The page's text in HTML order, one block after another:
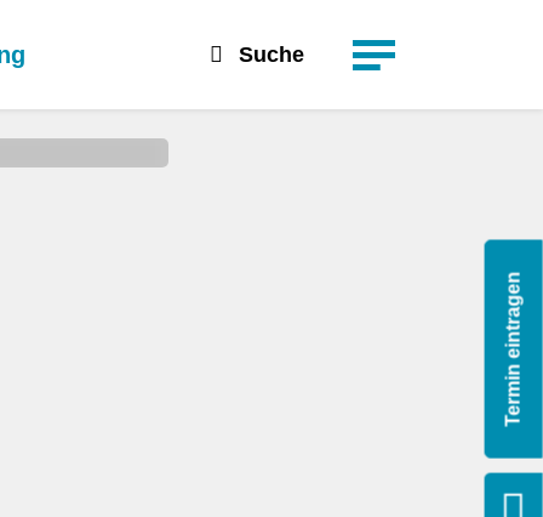
Suche
Detailsuche
Termin eintragen